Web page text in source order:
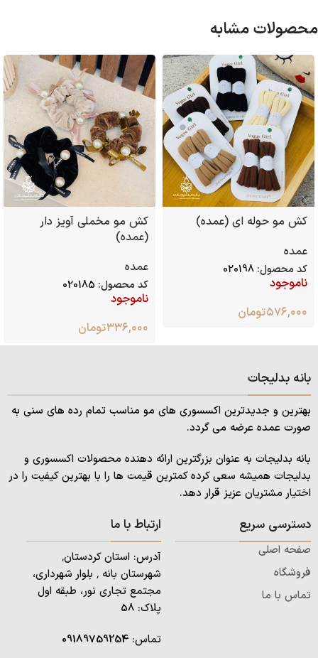
محصولات مشابه
کش مو حوله ای (عمده)
عمده
کد محصول: 020198
ناموجود
۵۷۶,۰۰۰تومان
کش مو مخملی آویز دار
(عمده)
عمده
کد محصول: 020185
ناموجود
۳۳۶,۰۰۰تومان
بانه بدلیجات
بهترین و جدیدترین اکسسوری های مو مناسب تمام رده های سنی به
صورت عمده عرضه می گردد.
بانه بدلیجات به عنوان بزرگترین ارائه دهنده محصولات اکسسوری و
بدلیجات همیشه سعی کرده کمترین قیمت ها را با بهترین کیفیت را در
اختیار مشتریان عزیز قرار دهد.
دسترسی سریع
صفحه اصلی
فروشگاه
تماس با ما
ارتباط با ما
آدرس: استان کردستان٬
شهرستان بانه ٬ بلوار شهرداری،
مجتمع تجاری نور، طبقه اول
پلاک: 58
تماس: 09189759254